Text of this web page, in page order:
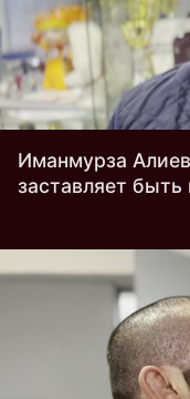
Иманмурза
заставляет